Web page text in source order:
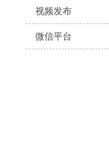
视频发布
微信平台